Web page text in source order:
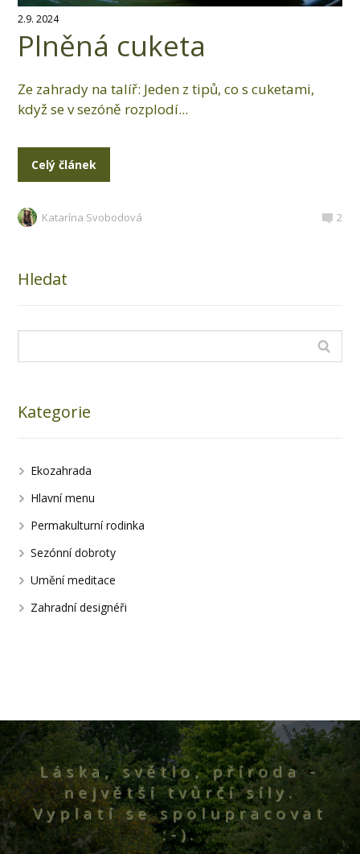
2.9. 2024
Plněná cuketa
Ze zahrady na talíř: Jeden z tipů, co s cuketami,
když se v sezóně rozplodí...
Celý článek
Katarína Svobodová 2
Hledat
Kategorie
Ekozahrada
Hlavní menu
Permakulturní rodinka
Sezónní dobroty
Umění meditace
Zahradní designéři
Láska, světlo, příroda -
největší tvůrčí síly.
Vyplatí se spolupracovat
:-).